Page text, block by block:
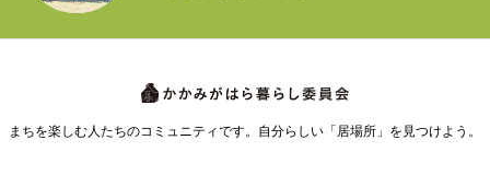
まちを楽しむ人たちのコミュニティです。自分らしい「居場所」を見つけよう。